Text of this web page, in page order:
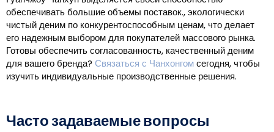
обеспечивать большие объемы поставок., экологически
чистый деним по конкурентоспособным ценам, что делает
его надежным выбором для покупателей массового рынка.
Готовы обеспечить согласованность, качественный деним
для вашего бренда? Связаться с Чанхонгомсегодня, чтобы
изучить индивидуальные производственные решения.
Часто задаваемые вопросы